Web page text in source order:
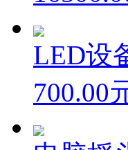
LED设
700.00